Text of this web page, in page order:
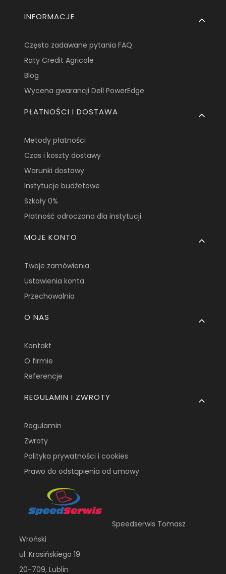
Linki w stopce
INFORMACJE
Często zadawane pytania FAQ
Raty Credit Agricole
Blog
Wycena gwarancji Dell PowerEdge
PŁATNOŚCI I DOSTAWA
Metody płatności
Czas i koszty dostawy
Warunki dostawy
Instytucje budżetowe
Szkoły 0%
Płatność odroczona dla instytucji
MOJE KONTO
Twoje zamówienia
Ustawienia konta
Przechowalnia
O NAS
Kontakt
O firmie
Referencje
REGULAMIN I ZWROTY
Regulamin
Zwroty
Polityka prywatności i cookies
Prawo do odstąpienia od umowy
Speedserwis Tomasz
Wroński
ul. Krasińskiego 19
20-709, Lublin